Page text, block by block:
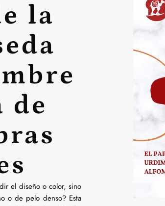
la
de
el diseño o color, sino
o de pelo denso? Esta